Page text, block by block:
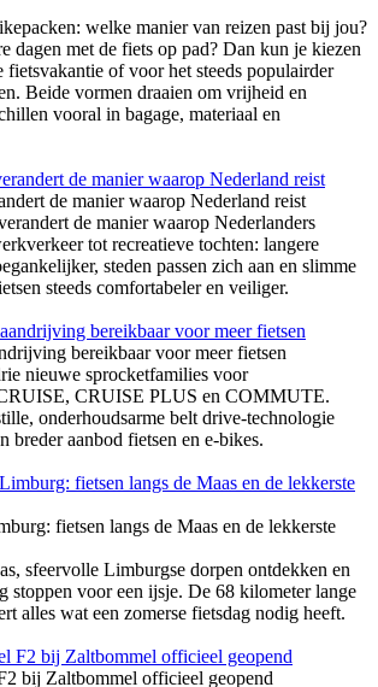
welke manier van reizen past bij jou?
dagen met de fiets op pad? Dan kun je kiezen
fietsvakantie of voor het steeds populairder
Beide vormen draaien om vrijheid en
vooral in bagage, materiaal en
de manier waarop Nederland reist
de manier waarop Nederlanders
tot recreatieve tochten: langere
steden passen zich aan en slimme
steeds comfortabeler en veiliger.
bereikbaar voor meer fietsen
nieuwe sprocketfamilies voor
CRUISE PLUS en COMMUTE.
onderhoudsarme belt drive-technologie
breder aanbod fietsen en e-bikes.
fietsen langs de Maas en de lekkerste
sfeervolle Limburgse dorpen ontdekken en
stoppen voor een ijsje. De 68 kilometer lange
alles wat een zomerse fietsdag nodig heeft.
bij Zaltbommel officieel geopend